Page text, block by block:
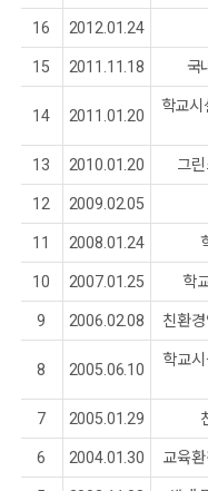
16 2012.01.24
15 2011.11.18 국
14 2011.01.20
학교시
13 2010.01.20 그
12 2009.02.05
11 2008.01.24
10 2007.01.25 학
9 2006.02.08 친환
8 2005.06.10
학교
7 2005.01.29
6 2004.01.30 교육